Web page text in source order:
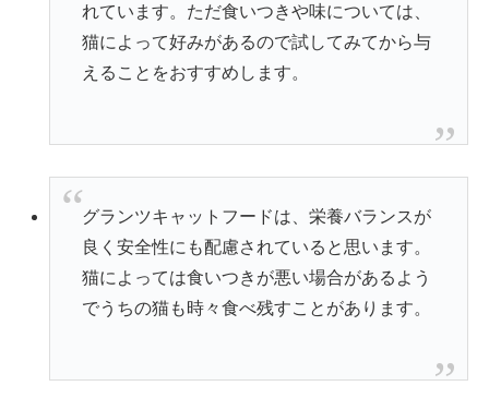
れています。ただ食いつきや味については、
猫によって好みがあるので試してみてから与
えることをおすすめします。
グランツキャットフードは、栄養バランスが
良く安全性にも配慮されていると思います。
猫によっては食いつきが悪い場合があるよう
でうちの猫も時々食べ残すことがあります。